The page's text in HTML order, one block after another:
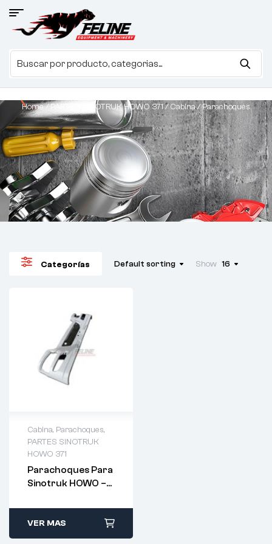
Home/PARTES SINOTRUK HOWO 371/Cabina/ Parachoques
Categorías Default sorting Show 16
Cabina, Parachoques,
PARTES SINOTRUK
HOWO 371
Parachoques Para
Sinotruk HOWO –
VER MAS